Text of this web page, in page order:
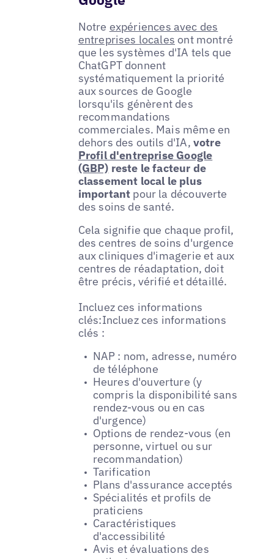
Notre expériences avec des
entreprises locales ont montré
que les systèmes d'IA tels que
ChatGPT donnent
systématiquement la priorité
aux sources de Google
lorsqu'ils génèrent des
recommandations
commerciales. Mais même en
dehors des outils d'IA, votre
Profil d'entreprise Google
(GBP) reste le facteur de
classement local le plus
important pour la découverte
des soins de santé.
Cela signifie que chaque profil,
des centres de soins d'urgence
aux cliniques d'imagerie et aux
centres de réadaptation, doit
être précis, vérifié et détaillé.
Incluez ces informations
clés:Incluez ces informations
clés :
NAP : nom, adresse, numéro
de téléphone
Heures d'ouverture (y
compris la disponibilité sans
rendez-vous ou en cas
d'urgence)
Options de rendez-vous (en
personne, virtuel ou sur
recommandation)
Tarification
Plans d'assurance acceptés
Spécialités et profils de
praticiens
Caractéristiques
d'accessibilité
Avis et évaluations des